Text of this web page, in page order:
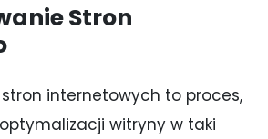
Stron
internetowych to proces,
witryny w taki